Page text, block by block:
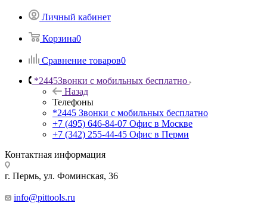
Личный кабинет
Корзина0
Сравнение товаров0
*2445Звонки с мобильных бесплатно
Назад
Телефоны
*2445 Звонки с мобильных бесплатно
+7 (495) 646-84-07 Офис в Москве
+7 (342) 255-44-45 Офис в Перми
Контактная информация
г. Пермь, ул. Фоминская, 36
info@pittools.ru